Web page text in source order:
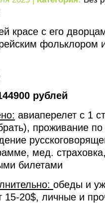
красе с его
фольклором
рублей
авиаперелет с 1
проживание
мед.
билетами
обеды и
15-20$, личные и